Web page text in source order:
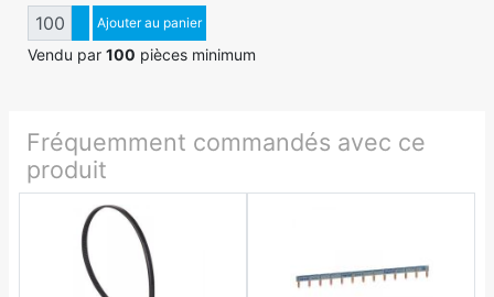
QuantitéAugmenter quantité
Diminuer quantité
Ajouter au panier
Vendu par 100 pièces minimum
Fréquemment commandés avec ce
produit